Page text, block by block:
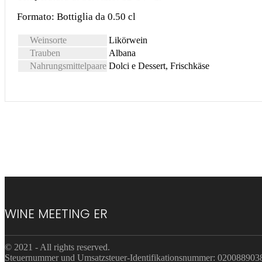
Formato: Bottiglia da 0.50 cl
Weinsorte
Likörwein
Trauben
Albana
Nahrungsmittelpaare Dolci e Dessert, Frischkäse
WINE MEETING ER
© 2021 - All rights reserved.
Steuernummer und Umsatzsteuer-Identifikationsnummer: